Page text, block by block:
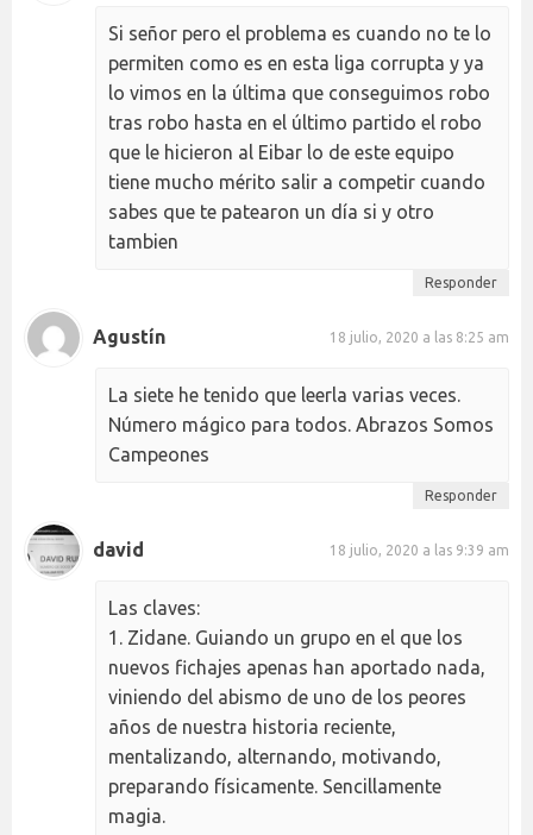
Si señor pero el problema es cuando no te lo
permiten como es en esta liga corrupta y ya
lo vimos en la última que conseguimos robo
tras robo hasta en el último partido el robo
que le hicieron al Eibar lo de este equipo
tiene mucho mérito salir a competir cuando
sabes que te patearon un día si y otro
tambien
Responder
Agustín 18 julio, 2020 a las 8:25 am
La siete he tenido que leerla varias veces.
Número mágico para todos. Abrazos Somos
Campeones
Responder
david 18 julio, 2020 a las 9:39 am
Las claves:
1. Zidane. Guiando un grupo en el que los
nuevos fichajes apenas han aportado nada,
viniendo del abismo de uno de los peores
años de nuestra historia reciente,
mentalizando, alternando, motivando,
preparando físicamente. Sencillamente
magia.